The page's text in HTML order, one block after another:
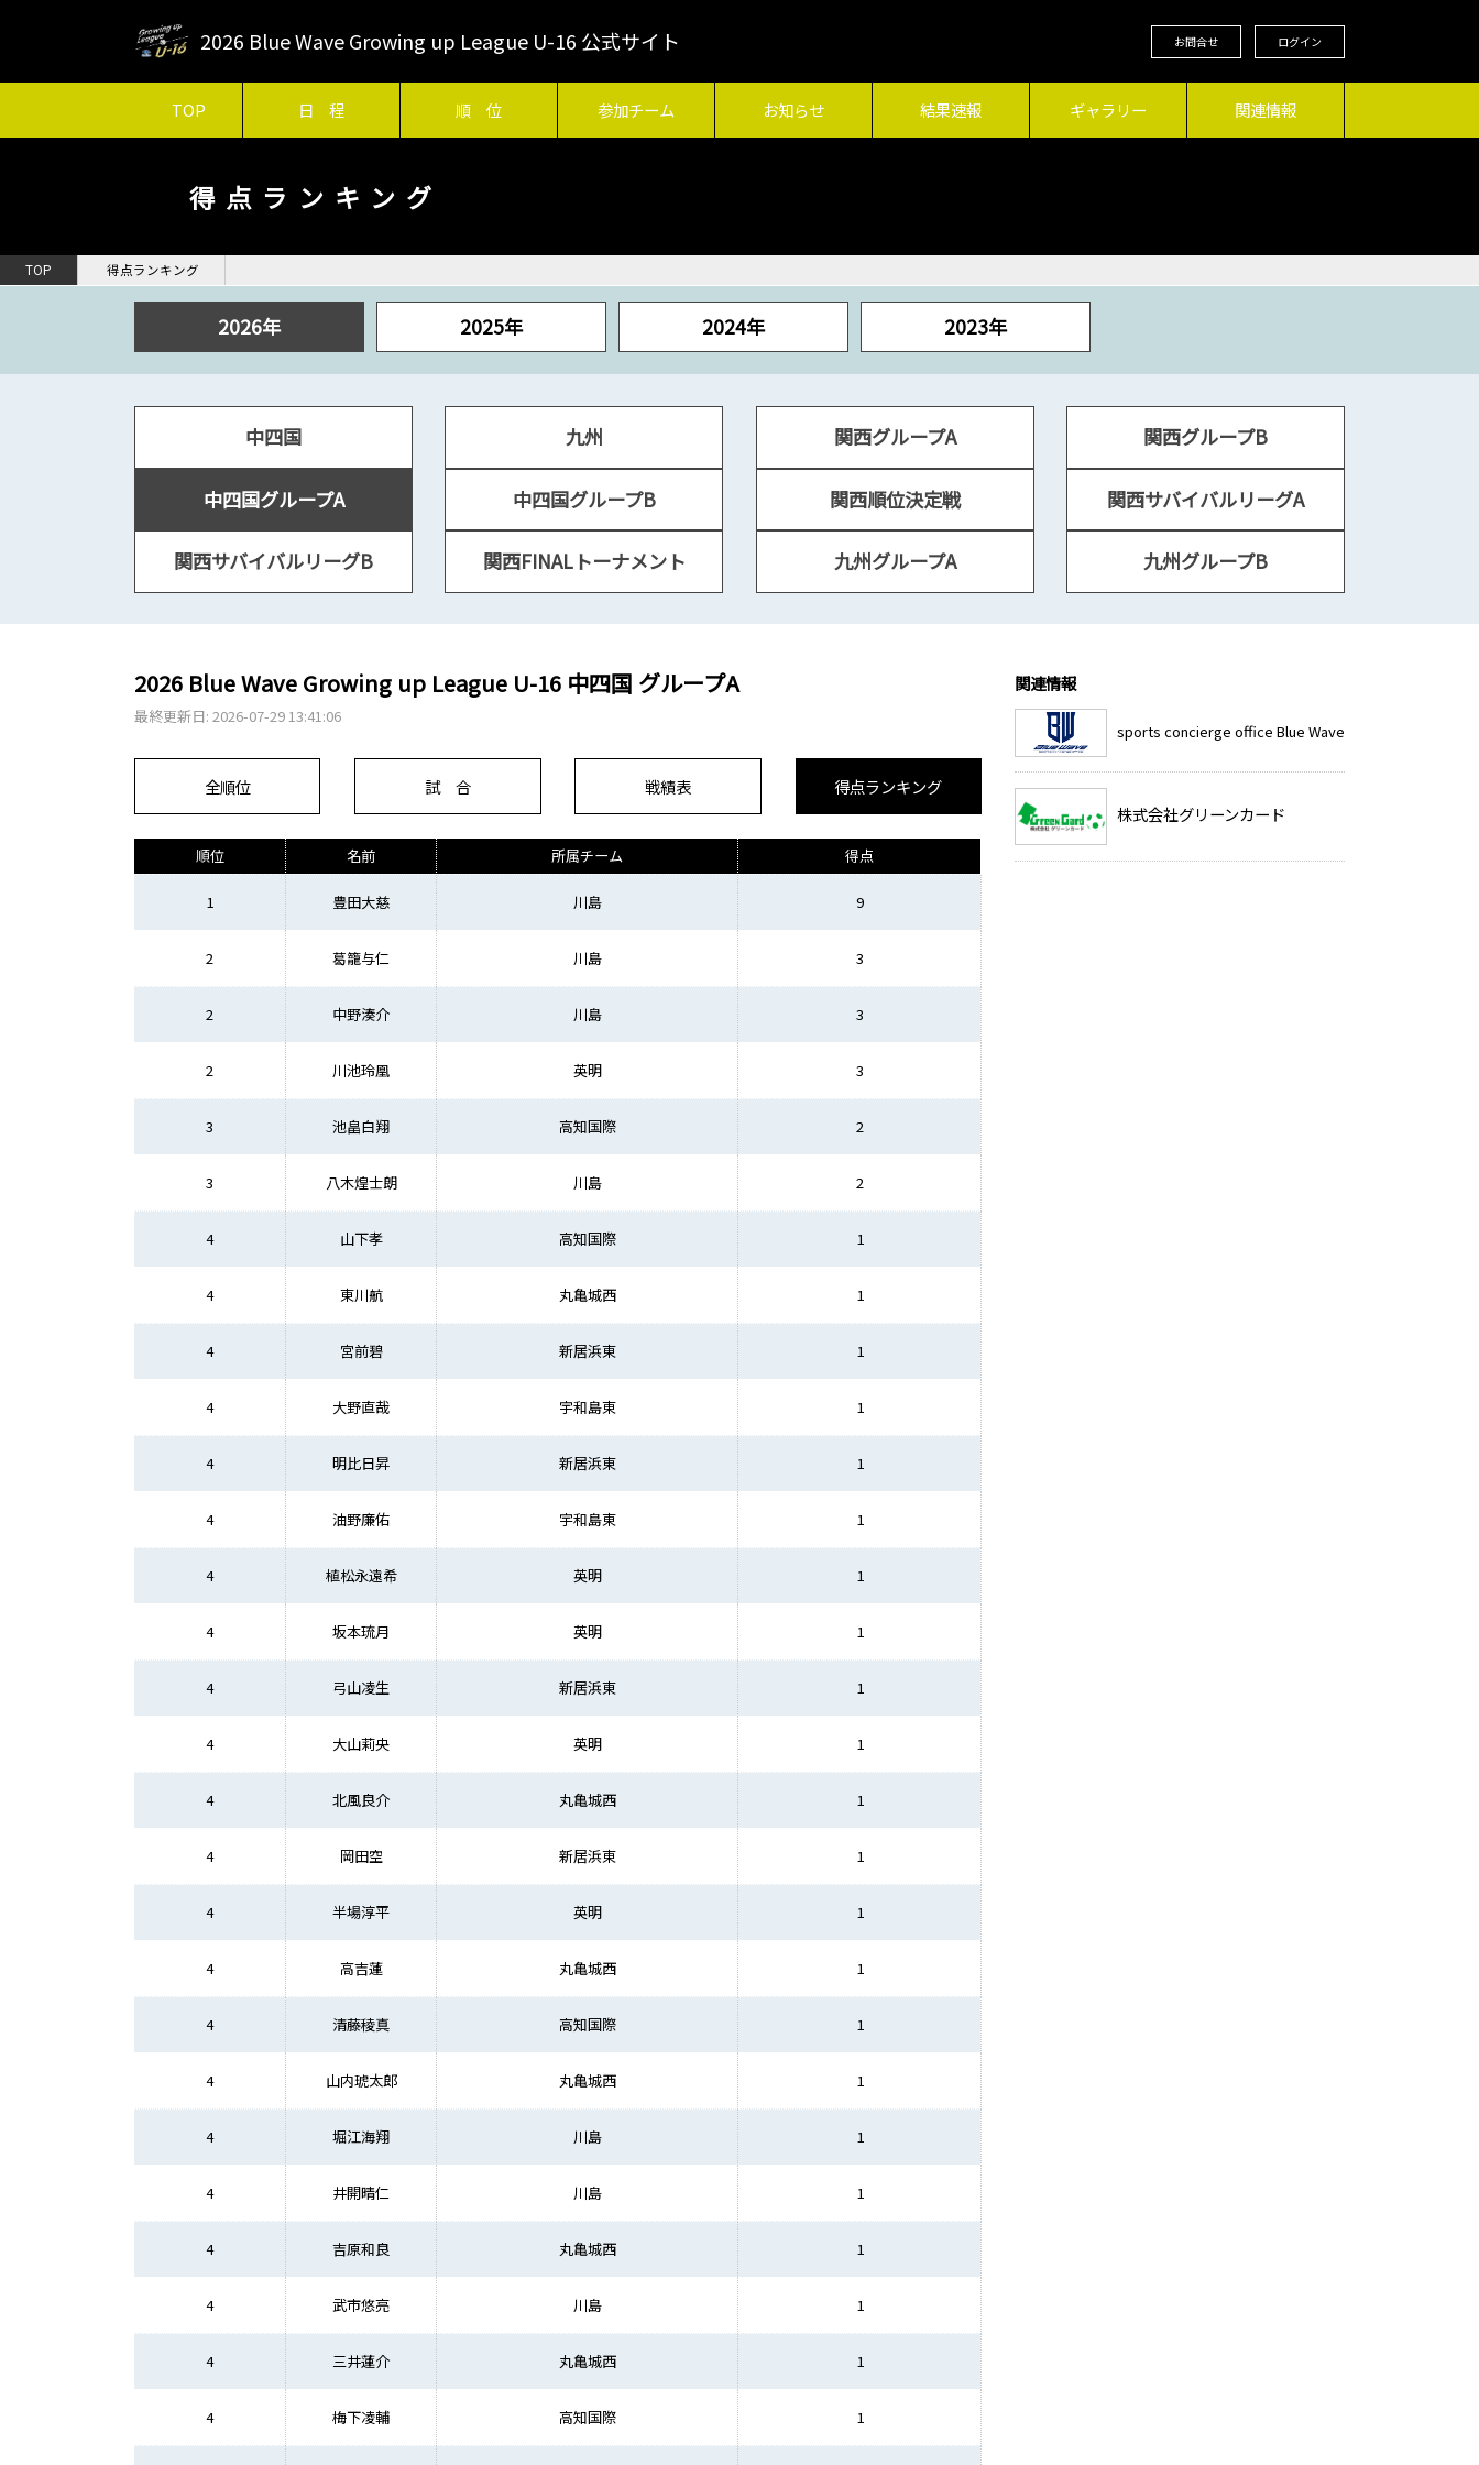
2026 Blue Wave Growing up League U-16 公式サイト お問合せ ログイン
TOP 日 程 順 位 参加チーム お知らせ 結果速報 ギャラリー 関連情報
得点ランキング
TOP 得点ランキング
2026年 2025年 2024年 2023年
中四国 九州 関西グループA 関西グループB
中四国グループA 中四国グループB 関西順位決定戦 関西サバイバルリーグA
関西サバイバルリーグB 関西FINALトーナメント 九州グループA 九州グループB
2026 Blue Wave Growing up League U-16 中四国 グループA
最終更新日: 2026-07-29 13:41:06
全順位 試 合 戦績表 得点ランキング
順位 名前 所属チーム 得点
1 豊田大慈 川島 9
2 葛籠与仁 川島 3
2 中野湊介 川島 3
2 川池玲凰 英明 3
3 池畠白翔 高知国際 2
3 八木煌士朗 川島 2
4 山下孝 高知国際 1
4 東川航 丸亀城西 1
4 宮前碧 新居浜東 1
4 大野直哉 宇和島東 1
4 明比日昇 新居浜東 1
4 油野廉佑 宇和島東 1
4 植松永遠希 英明 1
4 坂本琉月 英明 1
4 弓山凌生 新居浜東 1
4 大山莉央 英明 1
4 北風良介 丸亀城西 1
4 岡田空 新居浜東 1
4 半場淳平 英明 1
4 高吉蓮 丸亀城西 1
4 清藤稜真 高知国際 1
4 山内琥太郎 丸亀城西 1
4 堀江海翔 川島 1
4 井開晴仁 川島 1
4 吉原和良 丸亀城西 1
4 武市悠亮 川島 1
4 三井蓮介 丸亀城西 1
4 梅下凌輔 高知国際 1
関連情報
sports concierge office Blue Wave
株式会社グリーンカード